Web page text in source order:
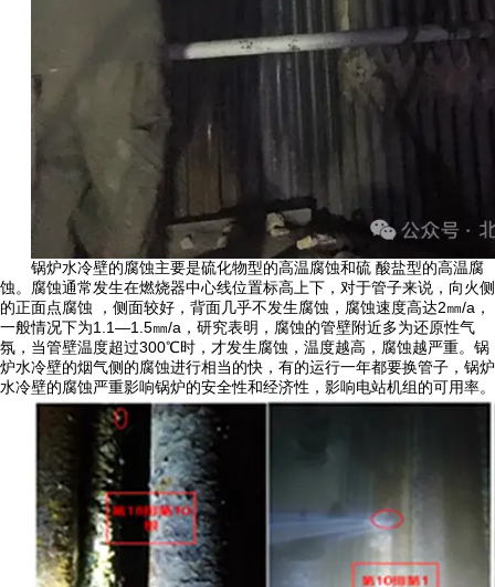
锅炉水冷壁的腐蚀主要是硫化物型的高温腐蚀和硫 酸盐型的高温腐
蚀。腐蚀通常发生在燃烧器中心线位置标高上下，对于管子来说，向火侧
的正面点腐蚀 ，侧面较好，背面几乎不发生腐蚀，腐蚀速度高达2㎜/a，
一般情况下为1.1—1.5㎜/a，研究表明，腐蚀的管壁附近多为还原性气
氛，当管壁温度超过300℃时，才发生腐蚀，温度越高，腐蚀越严重。锅
炉水冷壁的烟气侧的腐蚀进行相当的快，有的运行一年都要换管子，锅炉
水冷壁的腐蚀严重影响锅炉的安全性和经济性，影响电站机组的可用率。